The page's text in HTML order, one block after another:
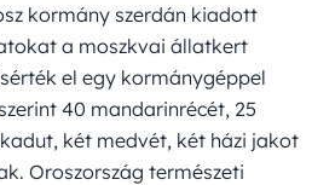
kormány szerdán kiadott
a moszkvai állatkert
el egy kormánygéppel
40 mandarinrécét, 25
két medvét, két házi jakot
Oroszország természeti